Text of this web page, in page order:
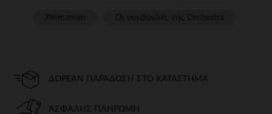
ΔΩΡΕΆΝ ΠΑΡΆΔΟΣΗ ΣΤΟ ΚΑΤΆΣΤΗΜΑ
ΑΣΦΑΛΉΣ ΠΛΗΡΩΜΉ